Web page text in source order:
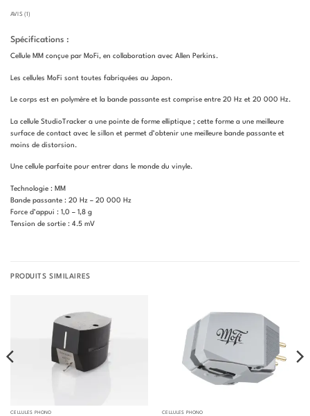
AVIS (1)
Spécifications :
Cellule MM conçue par MoFi, en collaboration avec Allen Perkins.
Les cellules MoFi sont toutes fabriquées au Japon.
Le corps est en polymère et la bande passante est comprise entre 20 Hz et 20 000 Hz.
La cellule StudioTracker a une pointe de forme elliptique ; cette forme a une meilleure
surface de contact avec le sillon et permet d’obtenir une meilleure bande passante et
moins de distorsion.
Une cellule parfaite pour entrer dans le monde du vinyle.
Technologie : MM
Bande passante : 20 Hz – 20 000 Hz
Force d’appui : 1,0 – 1,8 g
Tension de sortie : 4.5 mV
PRODUITS SIMILAIRES
CELLULES PHONO CELLULES PHONO